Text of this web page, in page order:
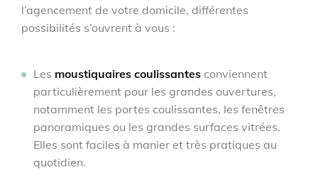
l’agencement de votre domicile, différentes
possibilités s’ouvrent à vous :
Les moustiquaires coulissantes conviennent
particulièrement pour les grandes ouvertures,
notamment les portes coulissantes, les fenêtres
panoramiques ou les grandes surfaces vitrées.
Elles sont faciles à manier et très pratiques au
quotidien.